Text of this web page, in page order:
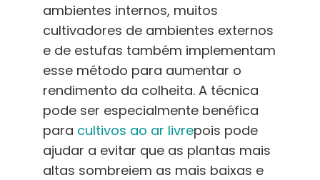
ambientes internos, muitos
cultivadores de ambientes externos
e de estufas também implementam
esse método para aumentar o
rendimento da colheita. A técnica
pode ser especialmente benéfica
para cultivos ao ar livrepois pode
ajudar a evitar que as plantas mais
altas sombreiem as mais baixas e